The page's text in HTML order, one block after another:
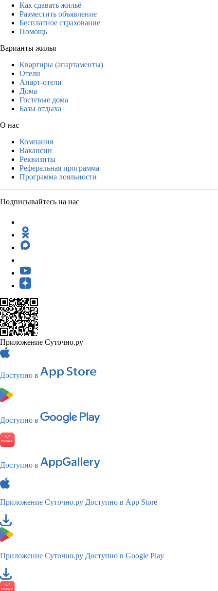
Как сдавать жильё
Разместить объявление
Бесплатное страхование
Помощь
Варианты жилья
Квартиры (апартаменты)
Отели
Апарт-отели
Дома
Гостевые дома
Базы отдыха
О нас
Компания
Вакансии
Реквизиты
Реферальная программа
Программа лояльности
Подписывайтесь на нас
Приложение Суточно.ру
Доступно в
Доступно в
Доступно в
Приложение Суточно.ру Доступно в App Store
Приложение Суточно.ру Доступно в Google Play